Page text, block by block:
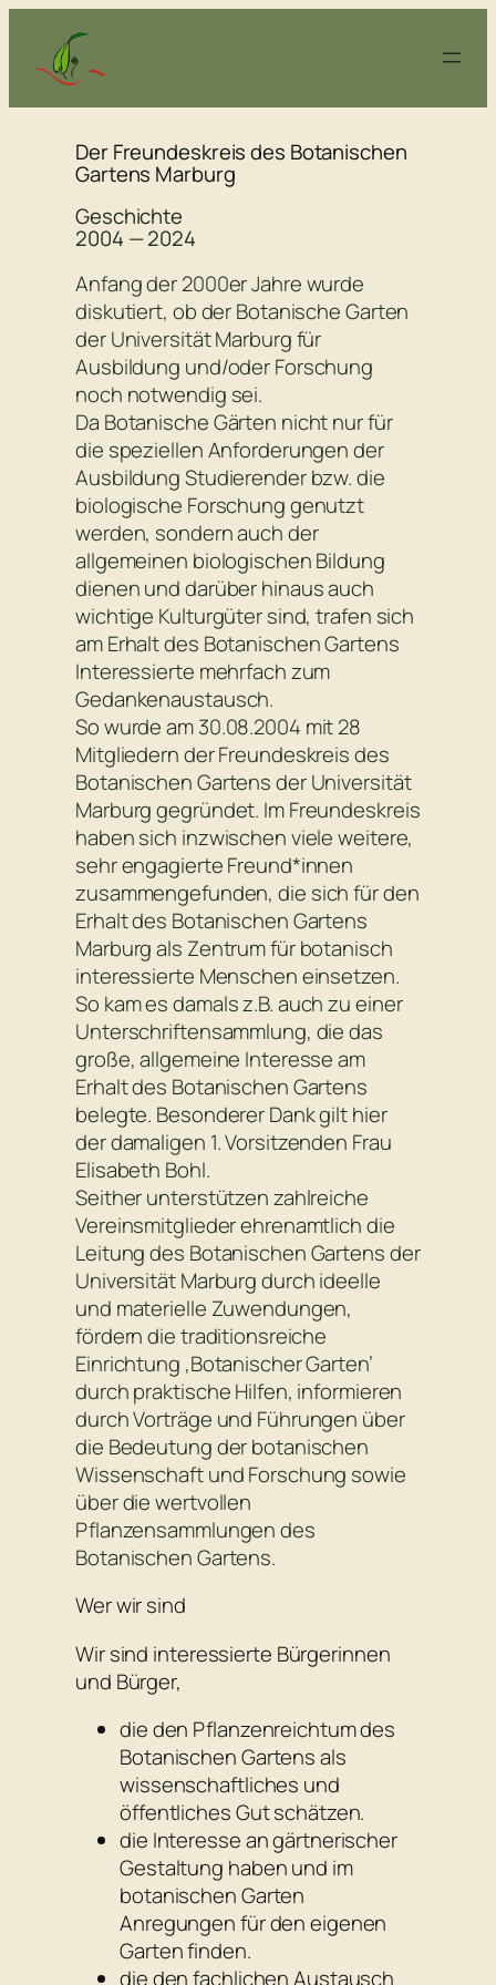
Inhalt
springen
Der Freundeskreis des Botanischen
Gartens Marburg
Geschichte
2004 — 2024
Anfang der 2000er Jahre wurde
diskutiert, ob der Botanische Garten
der Universität Marburg für
Ausbildung und/oder Forschung
noch notwendig sei.
Da Botanische Gärten nicht nur für
die speziellen Anforderungen der
Ausbildung Studierender bzw. die
biologische Forschung genutzt
werden, sondern auch der
allgemeinen biologischen Bildung
dienen und darüber hinaus auch
wichtige Kulturgüter sind, trafen sich
am Erhalt des Botanischen Gartens
Interessierte mehrfach zum
Gedankenaustausch.
So wurde am 30.08.2004 mit 28
Mitgliedern der Freundeskreis des
Botanischen Gartens der Universität
Marburg gegründet. Im Freundeskreis
haben sich inzwischen viele weitere,
sehr engagierte Freund*innen
zusammengefunden, die sich für den
Erhalt des Botanischen Gartens
Marburg als Zentrum für botanisch
interessierte Menschen einsetzen.
So kam es damals z.B. auch zu einer
Unterschriftensammlung, die das
große, allgemeine Interesse am
Erhalt des Botanischen Gartens
belegte. Besonderer Dank gilt hier
der damaligen 1. Vorsitzenden Frau
Elisabeth Bohl.
Seither unterstützen zahlreiche
Vereinsmitglieder ehrenamtlich die
Leitung des Botanischen Gartens der
Universität Marburg durch ideelle
und materielle Zuwendungen,
fördern die traditionsreiche
Einrichtung ‚Botanischer Garten’
durch praktische Hilfen, informieren
durch Vorträge und Führungen über
die Bedeutung der botanischen
Wissenschaft und Forschung sowie
über die wertvollen
Pflanzensammlungen des
Botanischen Gartens.
Wer wir sind
Wir sind interessierte Bürgerinnen
und Bürger,
die den Pflanzenreichtum des
Botanischen Gartens als
wissenschaftliches und
öffentliches Gut schätzen.
die Interesse an gärtnerischer
Gestaltung haben und im
botanischen Garten
Anregungen für den eigenen
Garten finden.
die den fachlichen Austausch